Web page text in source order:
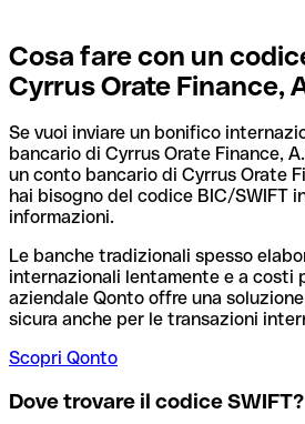
Cosa fare con un
Cyrrus Orate Finance,
Se vuoi inviare un bonifico
bancario di Cyrrus Orate Finance,
un conto bancario di Cyrrus Orate
hai bisogno del codice BIC/SWIFT
informazioni.
Le banche tradizionali spesso
internazionali lentamente e a costi
aziendale Qonto offre una
sicura anche per le transazioni
Scopri Qonto
Dove trovare il codice SWIFT?